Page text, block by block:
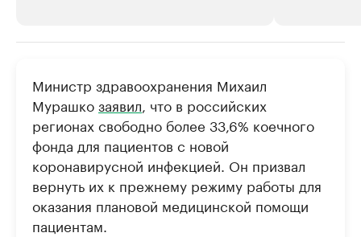
Делитесь новостями бизнеса на РБК
Управляйте страницей компании и развивайте личные
бренды спикеров бизнеса
Ознакомьтесь с
Министр здравоохранения Михаил
Мурашкозаявил, что в российских
регионах свободно более 33,6% коечного
фонда для пациентов с новой
коронавирусной инфекцией. Он призвал
вернуть их к прежнему режиму работы для
оказания плановой медицинской помощи
пациентам.